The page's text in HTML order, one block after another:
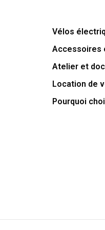
Vélos
Accessoires
Atelier et
Location de
Pourquoi